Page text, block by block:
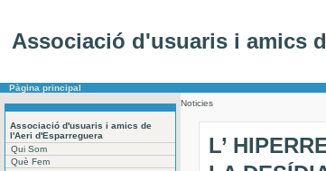
Associació d'usuaris i amics
Pàgina principal
Associació d'usuaris i amics de
l'Aeri d'Esparreguera
Qui Som
Què Fem
Noticies
L’